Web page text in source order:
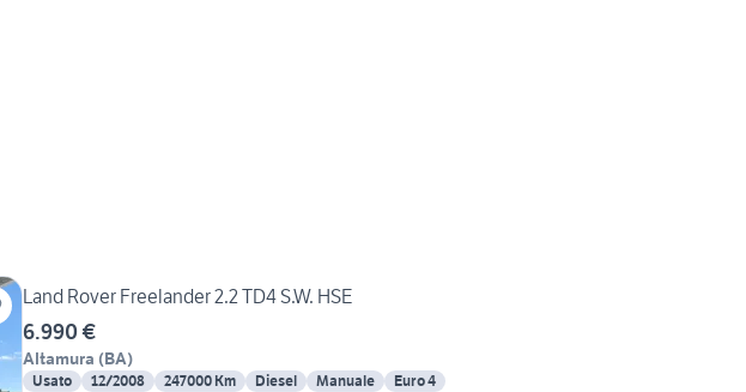
Land Rover Freelander 2.2 TD4 S.W. HSE
6.990 €
Altamura (BA)
Usato 12/2008 247000 Km Diesel Manuale Euro 4